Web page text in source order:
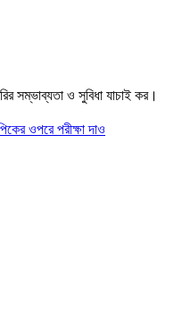
সম্ভাব্যতা ও সুবিধা যাচাই কর।
ওপরে পরীক্ষা দাও